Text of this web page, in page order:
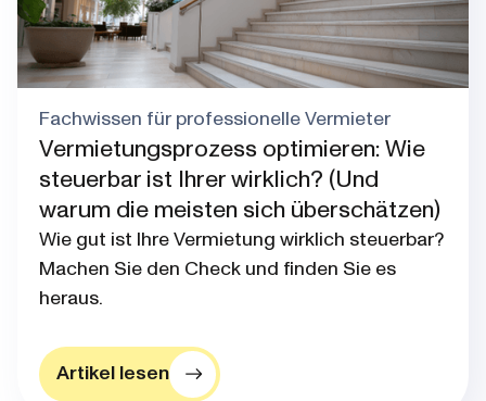
Fachwissen für professionelle Vermieter
Vermietungsprozess optimieren: Wie
steuerbar ist Ihrer wirklich? (Und
warum die meisten sich überschätzen)
Wie gut ist Ihre Vermietung wirklich steuerbar?
Machen Sie den Check und finden Sie es
heraus.
Artikel lesen